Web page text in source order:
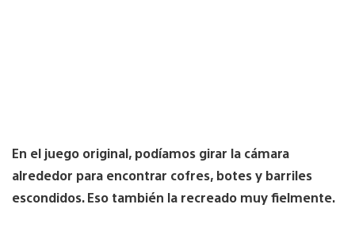
En el juego original, podíamos girar la cámara
alrededor para encontrar cofres, botes y barriles
escondidos. Eso también la recreado muy fielmente.